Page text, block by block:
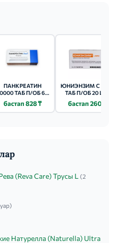
ПАНКРЕАТИН
ТАБ П/ОБ 60
бастап 828 ₸
ЮНИЭНЗИМ С МПС
ТАБ П/ОБ 20 ШТ.
бастап 260 ₸
(Reva Care) Трусы L (2
Натурелла (Naturella) Ultra